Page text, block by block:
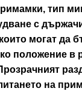
тип
с
могат да
положение в
на